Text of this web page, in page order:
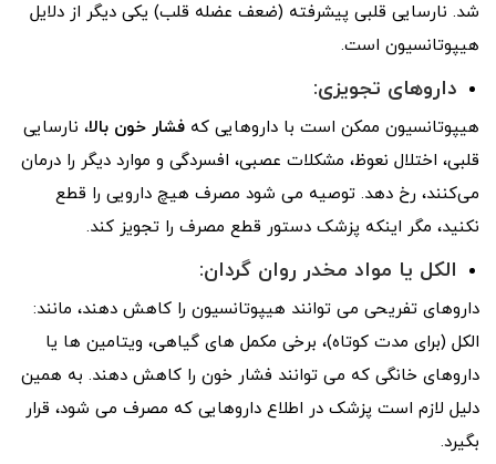
شد. نارسایی قلبی پیشرفته (ضعف عضله قلب) یکی دیگر از دلایل
هیپوتانسیون است.
داروهای تجویزی:
هیپوتانسیون ممکن است با داروهایی که فشار خون بالا، نارسایی
قلبی، اختلال نعوظ، مشکلات عصبی، افسردگی و موارد دیگر را درمان
می‌کنند، رخ دهد. توصیه می شود مصرف هیچ دارویی را قطع
نکنید، مگر اینکه پزشک دستور قطع مصرف را تجویز کند.
الکل یا مواد مخدر روان گردان:
داروهای تفریحی می توانند هیپوتانسیون را کاهش دهند، مانند:
الکل (برای مدت کوتاه)، برخی مکمل های گیاهی، ویتامین ها یا
داروهای خانگی که می توانند فشار خون را کاهش دهند. به همین
دلیل لازم است پزشک در اطلاع داروهایی که مصرف می شود، قرار
بگیرد.